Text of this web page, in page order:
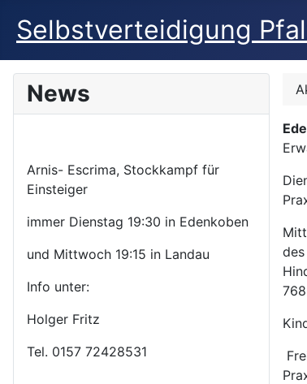
Selbstverteidigung
News
Arnis- Escrima, Stockkampf für
Einsteiger
immer Dienstag 19:30 in Edenkoben
und Mittwoch 19:15 in Landau
Info unter:
Holger Fritz
Tel. 0157 72428531